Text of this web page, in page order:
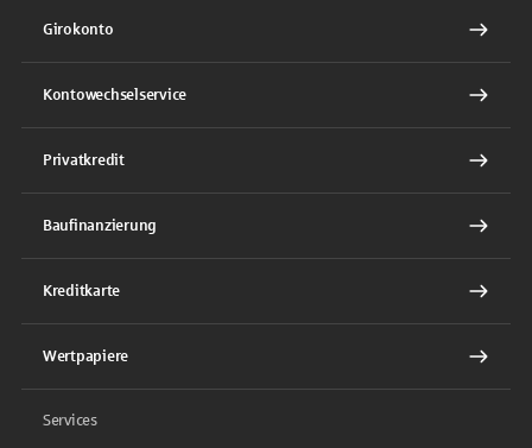
Girokonto
Kontowechselservice
Privatkredit
Baufinanzierung
Kreditkarte
Wertpapiere
Services